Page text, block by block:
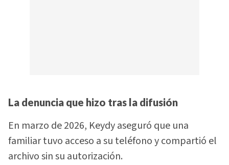
La denuncia que hizo tras la difusión
En marzo de 2026, Keydy aseguró que una
familiar tuvo acceso a su teléfono y compartió el
archivo sin su autorización.